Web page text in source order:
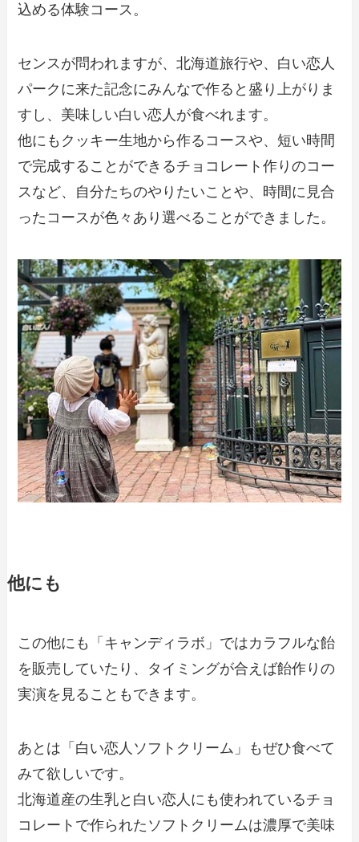
込める体験コース。
センスが問われますが、北海道旅行や、白い恋人
パークに来た記念にみんなで作ると盛り上がりま
すし、美味しい白い恋人が食べれます。
他にもクッキー生地から作るコースや、短い時間
で完成することができるチョコレート作りのコー
スなど、自分たちのやりたいことや、時間に見合
ったコースが色々あり選べることができました。
他にも
この他にも「キャンディラボ」ではカラフルな飴
を販売していたり、タイミングが合えば飴作りの
実演を見ることもできます。
あとは「白い恋人ソフトクリーム」もぜひ食べて
みて欲しいです。
北海道産の生乳と白い恋人にも使われているチョ
コレートで作られたソフトクリームは濃厚で美味